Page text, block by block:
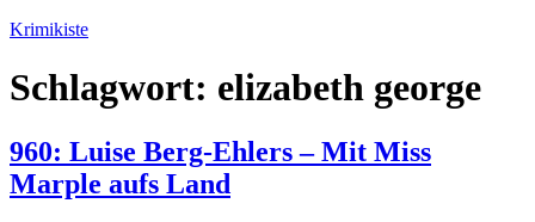
Zum
springen
Krimikiste
Schlagwort: elizabeth george
960: Luise Berg-Ehlers – Mit Miss
Marple aufs Land